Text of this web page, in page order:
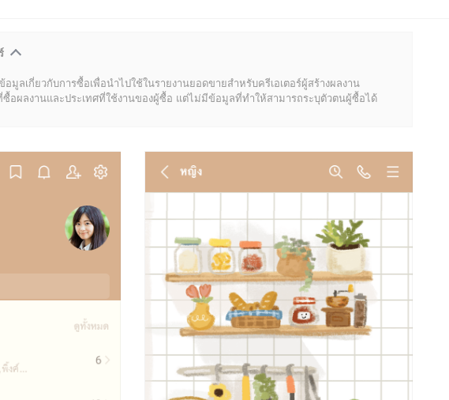
อมูลเกี่ยวกับการซื้อเพื่อนำไปใช้ในรายงานยอดขายสำหรับครีเอเตอร์ผู้สร้างผลงาน
อผลงานและประเทศที่ใช้งานของผู้ซื้อ แต่ไม่มีข้อมูลที่ทำให้สามารถระบุตัวตนผู้ซื้อได้